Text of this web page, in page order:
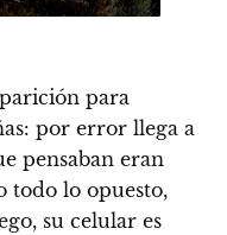
para
: por error llega a
pensaban eran
todo lo opuesto,
su celular es